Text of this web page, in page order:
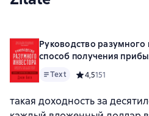
Руководство
способ получения
Text Средний рейтинг
4,5151
такая доходность за